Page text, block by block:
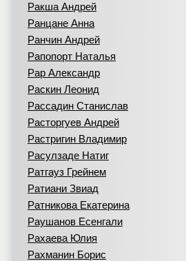
Ракша Андрей
Ранцане Анна
Ранчин Андрей
Рапопорт Наталья
Рар Александр
Раскин Леонид
Рассадин Станислав
Расторгуев Андрей
Растригин Владимир
Расулзаде Натиг
Ратгауз Грейнем
Ратиани Звиад
Ратникова Екатерина
Раушанов Есенгали
Рахаева Юлия
Рахманин Борис